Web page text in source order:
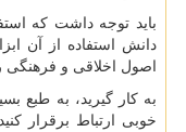
باید توجه داشت که
دانش استفاده از آن
اصول اخلاقی و
به کار گیرید، به طبع
خوبی ارتباط برقرار